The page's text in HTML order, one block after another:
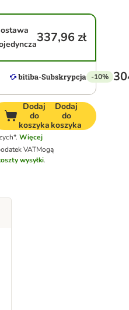
337,96 zł
-10%
Dodaj
do
koszyka
Dodaj
do
koszyka
Więcej
VATMogą
wysyłki.